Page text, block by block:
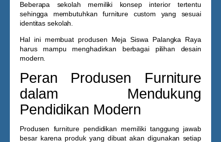
Beberapa sekolah memiliki konsep interior tertentu
sehingga membutuhkan furniture custom yang sesuai
identitas sekolah.
Hal ini membuat produsen Meja Siswa Palangka Raya
harus mampu menghadirkan berbagai pilihan desain
modern.
Peran Produsen Furniture
dalam Mendukung
Pendidikan Modern
Produsen furniture pendidikan memiliki tanggung jawab
besar karena produk yang dibuat akan digunakan setiap